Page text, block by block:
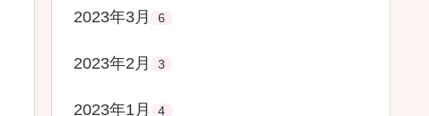
2023年3月 6
2023年2月 3
2023年1月 4